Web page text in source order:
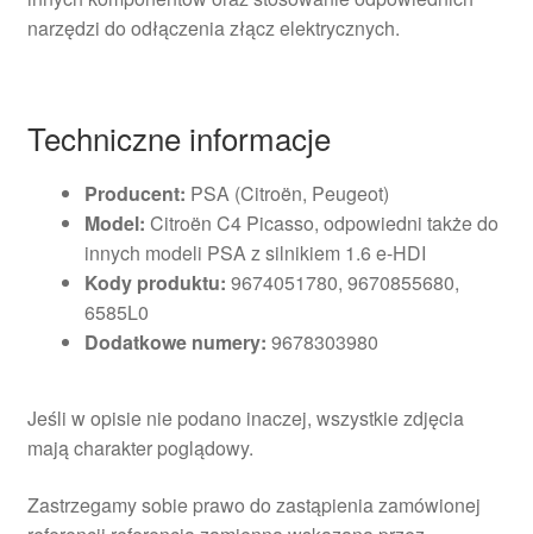
narzędzi do odłączenia złącz elektrycznych.
Techniczne informacje
Producent: PSA (Citroën, Peugeot)
Model: Citroën C4 Picasso, odpowiedni także do
innych modeli PSA z silnikiem 1.6 e-HDI
Kody produktu: 9674051780, 9670855680,
6585L0
Dodatkowe numery: 9678303980
Jeśli w opisie nie podano inaczej, wszystkie zdjęcia
mają charakter poglądowy.
Zastrzegamy sobie prawo do zastąpienia zamówionej